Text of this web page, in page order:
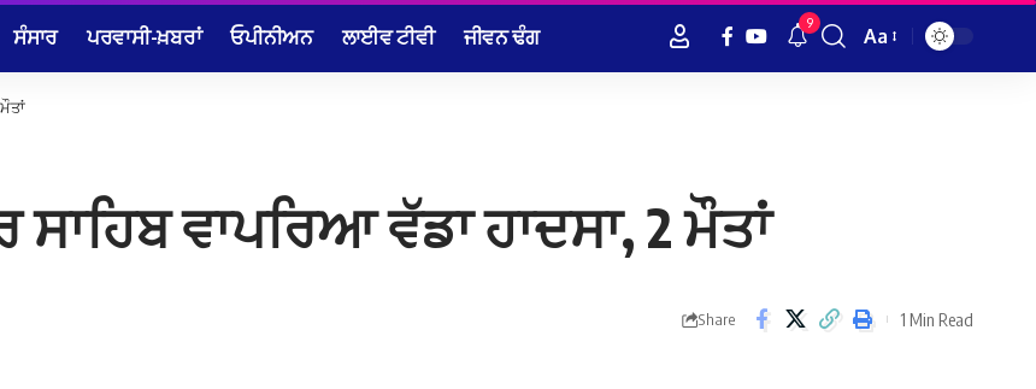
ਸੰਸਾਰ ਪਰਵਾਸੀ-ਖ਼ਬਰਾਂ ਓਪੀਨੀਅਨ ਲਾਈਵ ਟੀਵੀ ਜੀਵਨ ਢੰਗ 9
Font
Aa
ਵਾਪਰਿਆ ਵੱਡਾ ਹਾਦਸਾ, 2 ਮੌਤਾਂ
Share 1 Min Read